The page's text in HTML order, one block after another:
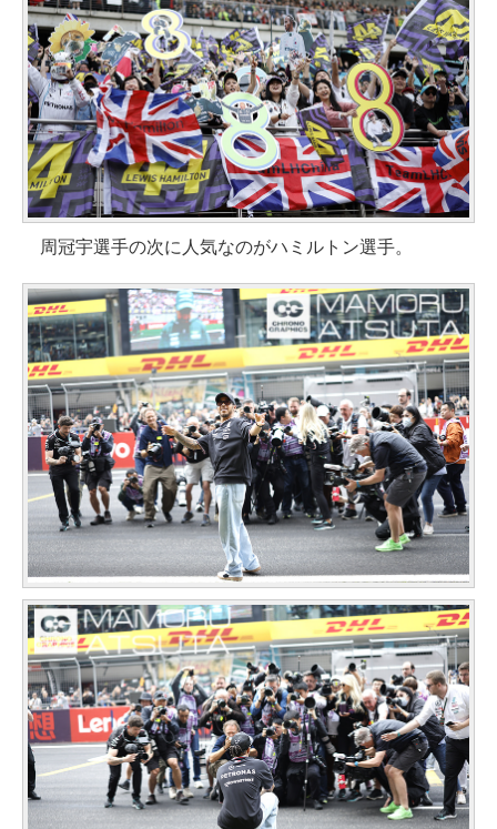
周冠宇選手の次に人気なのがハミルトン選手。